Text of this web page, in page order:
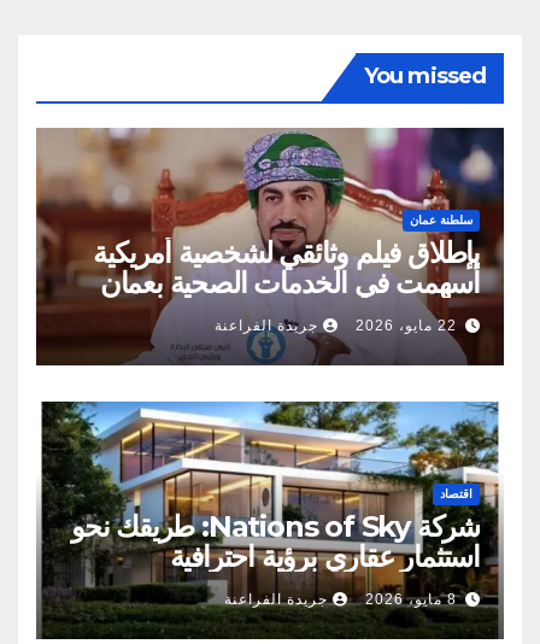
You missed
سلطنة عمان
بإطلاق فيلم وثائقي لشخصية أمريكية
أسهمت في الخدمات الصحية بعمان
22 مايو، 2026 جريدة الفراعنة
اقتصاد
شركة Nations of Sky: طريقك نحو
استثمار عقاري برؤية احترافية
8 مايو، 2026 جريدة الفراعنة